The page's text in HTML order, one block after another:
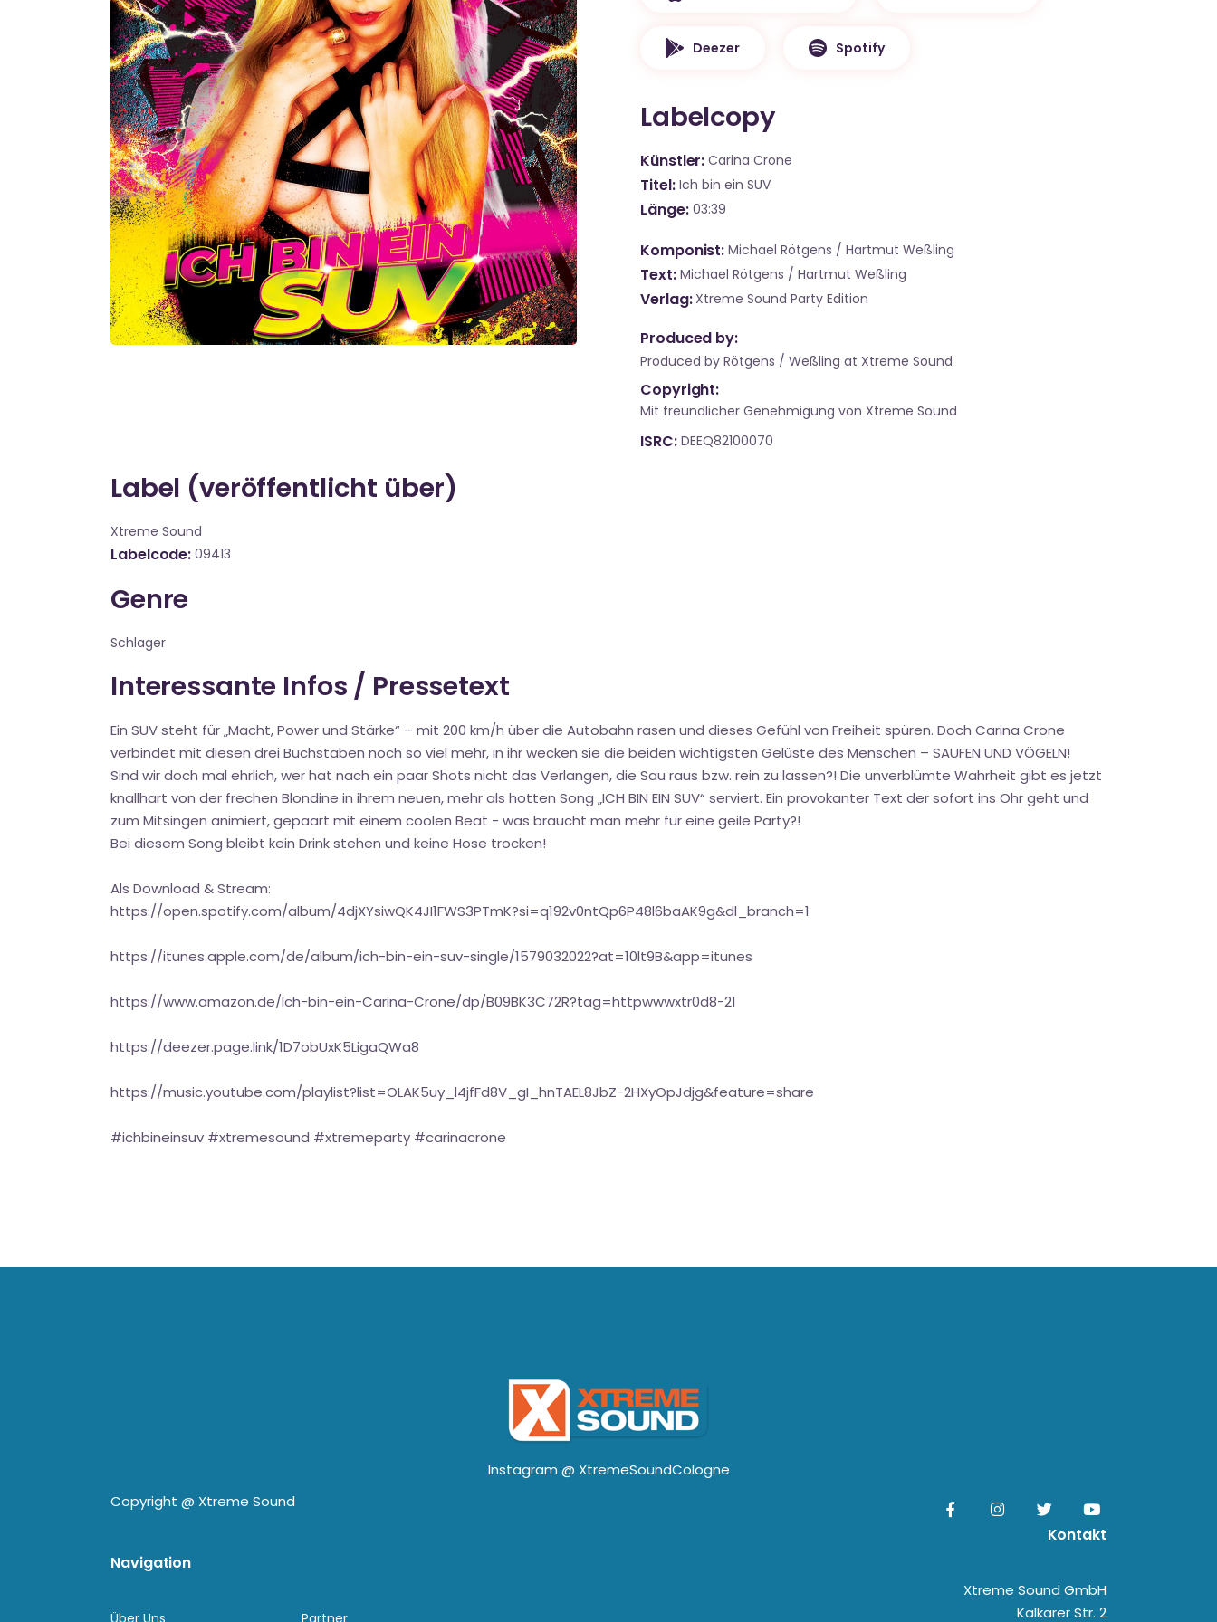
Deezer Spotify
Labelcopy
Künstler Carina Crone
Titel Ich bin ein SUV
Länge 03:39
Komponist Michael Rötgens / Hartmut Weßling
Text Michael Rötgens / Hartmut Weßling
Verlag Xtreme Sound Party Edition
Produced by:
Produced by Rötgens / Weßling at Xtreme Sound
Copyright:
Mit freundlicher Genehmigung von Xtreme Sound
ISRC DEEQ82100070
Label (veröffentlicht über)
Xtreme Sound
Labelcode 09413
Genre
Schlager
Interessante Infos / Pressetext
Ein SUV steht für „Macht, Power und Stärke“ – mit 200 km/h über die Autobahn rasen und dieses Gefühl von Freiheit spüren. Doch Carina Crone
verbindet mit diesen drei Buchstaben noch so viel mehr, in ihr wecken sie die beiden wichtigsten Gelüste des Menschen – SAUFEN UND VÖGELN!
Sind wir doch mal ehrlich, wer hat nach ein paar Shots nicht das Verlangen, die Sau raus bzw. rein zu lassen?! Die unverblümte Wahrheit gibt es jetzt
knallhart von der frechen Blondine in ihrem neuen, mehr als hotten Song „ICH BIN EIN SUV“ serviert. Ein provokanter Text der sofort ins Ohr geht und
zum Mitsingen animiert, gepaart mit einem coolen Beat - was braucht man mehr für eine geile Party?!
Bei diesem Song bleibt kein Drink stehen und keine Hose trocken!
Als Download & Stream:
https://open.spotify.com/album/4djXYsiwQK4JI1FWS3PTmK?si=q192v0ntQp6P48l6baAK9g&dl_branch=1
https://itunes.apple.com/de/album/ich-bin-ein-suv-single/1579032022?at=10lt9B&app=itunes
https://www.amazon.de/Ich-bin-ein-Carina-Crone/dp/B09BK3C72R?tag=httpwwwxtr0d8-21
https://deezer.page.link/1D7obUxK5LigaQWa8
https://music.youtube.com/playlist?list=OLAK5uy_l4jfFd8V_gI_hnTAEL8JbZ-2HXyOpJdjg&feature=share
#ichbineinsuv #xtremesound #xtremeparty #carinacrone
Instagram @ XtremeSoundCologne
Copyright @ Xtreme Sound
Navigation
Über Uns Partner
Kontakt
Xtreme Sound GmbH
Kalkarer Str. 2